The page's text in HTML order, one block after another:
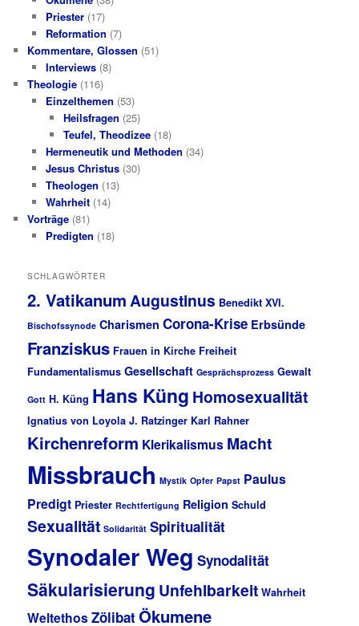
Priester(17)
Reformation (7)
Kommentare, Glossen (51)
Interviews(8)
Theologie (116)
Einzelthemen (53)
Heilsfragen (25)
Teufel, Theodizee (18)
Hermeneutik und Methoden (34)
Jesus Christus(30)
Theologen (13)
Wahrheit(14)
Vorträge (81)
Predigten (18)
SCHLAGWÖRTER
2. VatikanumAugustinus Benedikt XVI.
Bischofssynode Charismen Corona-Krise Erbsünde
Franziskus Frauen in Kirche Freiheit
Fundamentalismus Gesellschaft Gesprächsprozess Gewalt
Gott H. Küng Hans Küng Homosexualität
Ignatius von Loyola J. Ratzinger Karl Rahner
Kirchenreform Klerikalismus Macht
Missbrauch Mystik Opfer Papst Paulus
Predigt Priester Rechtfertigung Religion Schuld
Sexualität Solidarität Spiritualität
Synodaler Weg Synodalität
Säkularisierung Unfehlbarkeit Wahrheit
WeltethosZölibatÖkumene